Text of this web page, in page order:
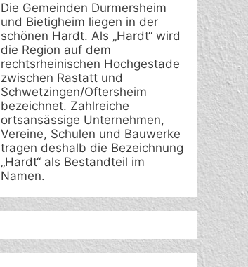
Die Gemeinden Durmersheim
und Bietigheim liegen in der
schönen Hardt. Als „Hardt“ wird
die Region auf dem
rechtsrheinischen Hochgestade
zwischen Rastatt und
Schwetzingen/Oftersheim
bezeichnet. Zahlreiche
ortsansässige Unternehmen,
Vereine, Schulen und Bauwerke
tragen deshalb die Bezeichnung
„Hardt“ als Bestandteil im
Namen.